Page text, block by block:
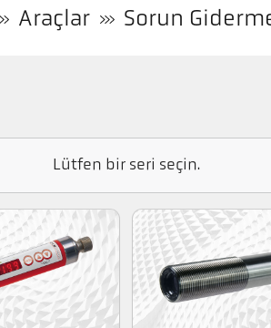
Araçlar Sorun
Lütfen bir seri seçin.